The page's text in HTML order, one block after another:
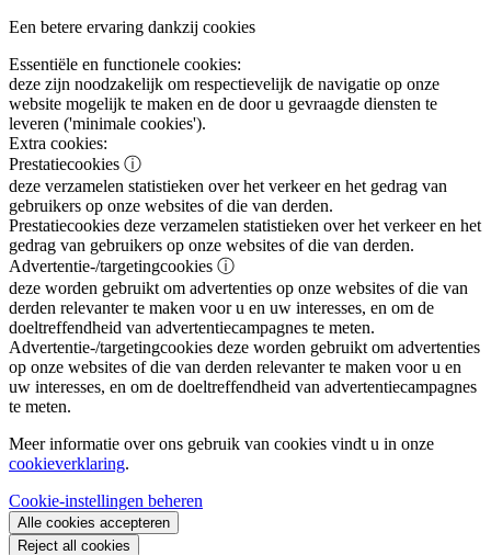
Een betere ervaring dankzij cookies
Essentiële en functionele cookies:
deze zijn noodzakelijk om respectievelijk de navigatie op onze
website mogelijk te maken en de door u gevraagde diensten te
leveren ('minimale cookies').
Extra cookies:
Prestatiecookies ⓘ
deze verzamelen statistieken over het verkeer en het gedrag van
gebruikers op onze websites of die van derden.
Prestatiecookies deze verzamelen statistieken over het verkeer en het
gedrag van gebruikers op onze websites of die van derden.
Advertentie-/targetingcookies ⓘ
deze worden gebruikt om advertenties op onze websites of die van
derden relevanter te maken voor u en uw interesses, en om de
doeltreffendheid van advertentiecampagnes te meten.
Advertentie-/targetingcookies deze worden gebruikt om advertenties
op onze websites of die van derden relevanter te maken voor u en
uw interesses, en om de doeltreffendheid van advertentiecampagnes
te meten.
Meer informatie over ons gebruik van cookies vindt u in onze
cookieverklaring.
Cookie-instellingen beheren
Alle cookies accepteren
Reject all cookies